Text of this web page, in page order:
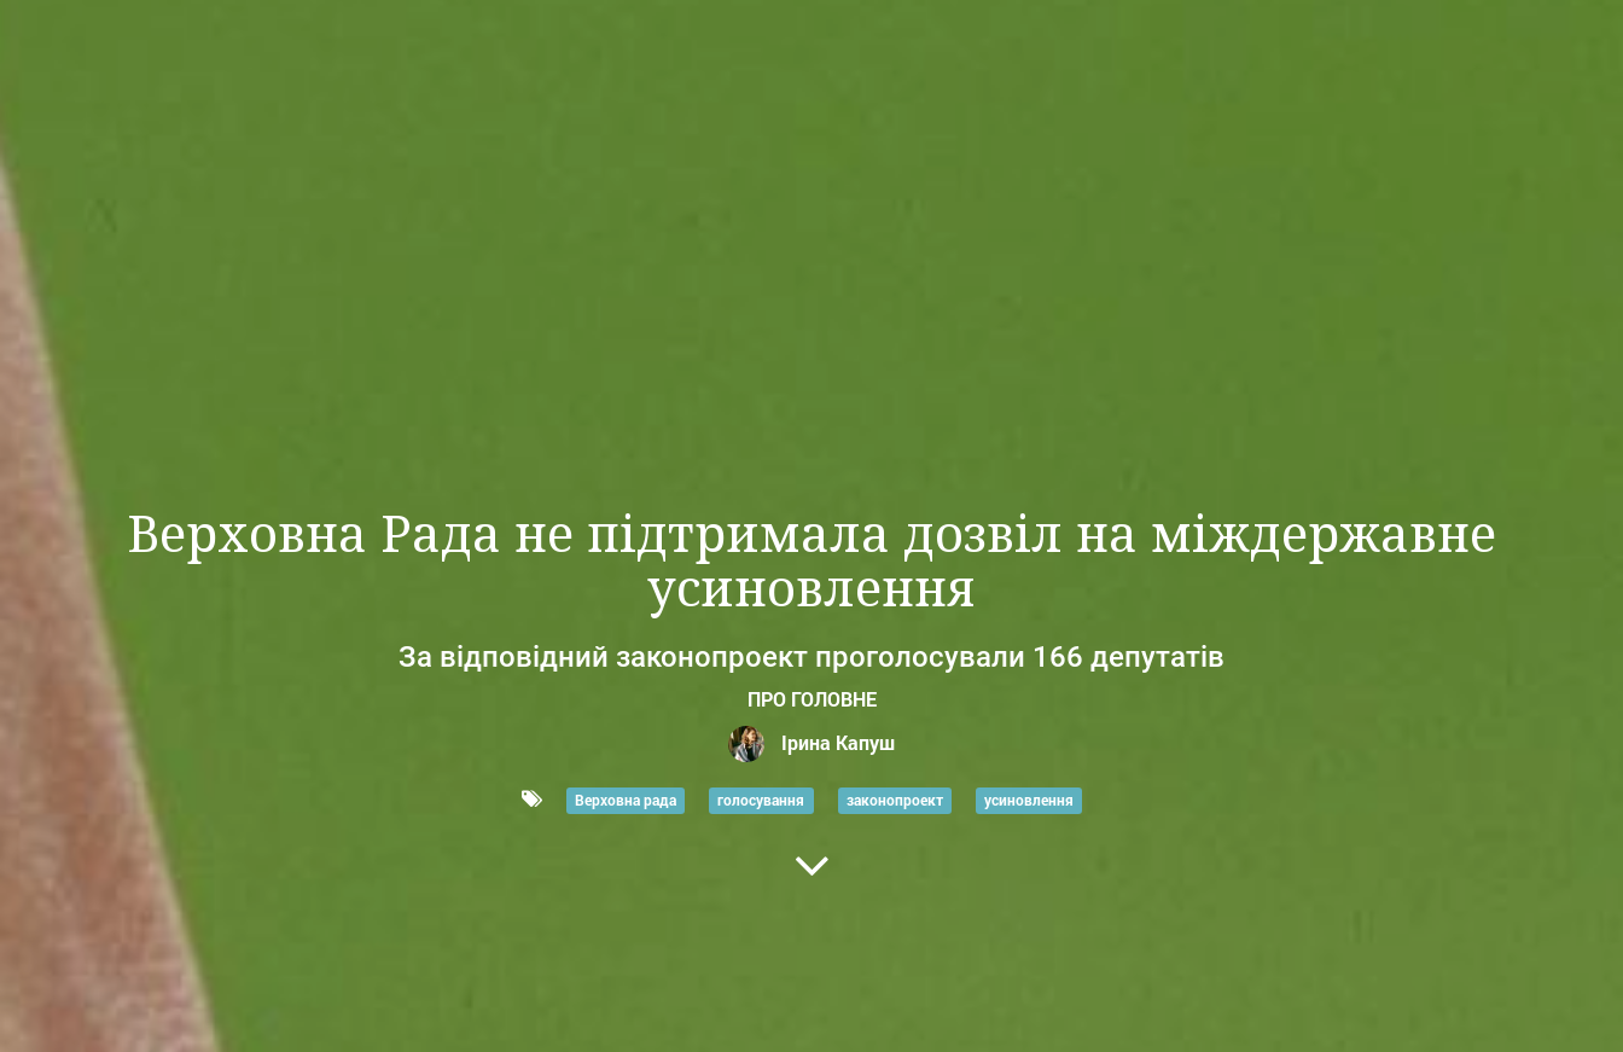
Верховна Рада не підтримала дозвіл на міждержавне
усиновлення
За відповідний законопроект проголосували 166 депутатів
ПРО ГОЛОВНЕ
Ірина Капуш
Верховна рада голосування законопроект усиновлення